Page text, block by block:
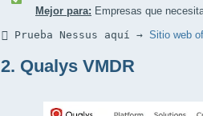
Mejor para: Empresas que
 Prueba Nessus aquí → Sitio web
2. Qualys VMDR